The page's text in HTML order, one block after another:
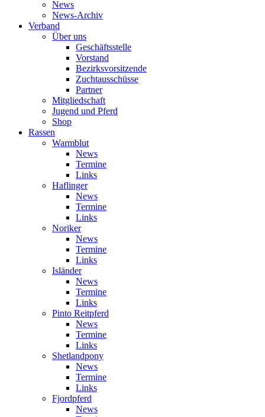
News
News-Archiv
Verband
Über uns
Geschäftsstelle
Vorstand
Bezirksvorsitzende
Zuchtausschüsse
Partner
Mitgliedschaft
Jugend und Pferd
Shop
Rassen
Warmblut
News
Termine
Links
Haflinger
News
Termine
Links
Noriker
News
Termine
Links
Isländer
News
Termine
Links
Pinto Reitpferd
News
Termine
Links
Shetlandpony
News
Termine
Links
Fjordpferd
News